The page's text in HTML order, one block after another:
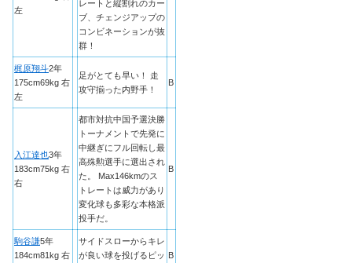
左
レートと縦割れのカー
ブ、チェンジアップの
コンビネーションが抜
群！
梶原翔斗2年
175cm69kg 右
左
足がとても早い！ 走
攻守揃った内野手！
B
入江達也3年
183cm75kg 右
右
都市対抗中国予選決勝
トーナメントで先発に
中継ぎにフル回転し最
高殊勲選手に選出され
た。 Max146kmのス
トレートは威力があり
変化球も多彩な本格派
投手だ。
B
駒谷謙5年
184cm81kg 右
サイドスローからキレ
が良い球を投げるピッ B